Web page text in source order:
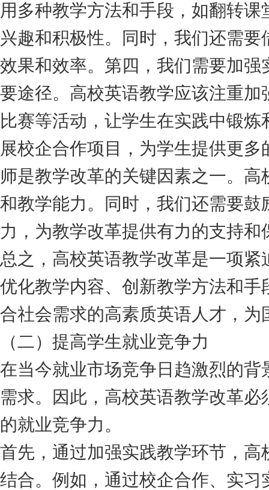
用多种教学方法和手段，如翻转
兴趣和积极性。同时，我们还需
效果和效率。第四，我们需要加
要途径。高校英语教学应该注重
比赛等活动，让学生在实践中锻
展校企合作项目，为学生提供更
师是教学改革的关键因素之一。
和教学能力。同时，我们还需要
力，为教学改革提供有力的支持和
总之，高校英语教学改革是一项
优化教学内容、创新教学方法和
合社会需求的高素质英语人才，
（二）提高学生就业竞争力
在当今就业市场竞争日趋激烈的
需求。因此，高校英语教学改革
的就业竞争力。
首先，通过加强实践教学环节，
结合。例如，通过校企合作、实